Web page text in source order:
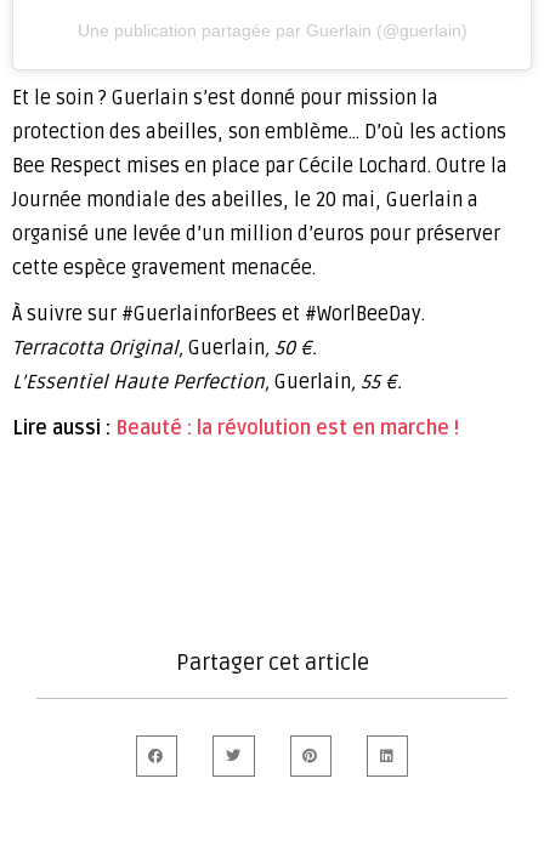
Une publication partagée par Guerlain (@guerlain)
Et le soin ? Guerlain s’est donné pour mission la
protection des abeilles, son emblème… D’où les actions
Bee Respect mises en place par Cécile Lochard. Outre la
Journée mondiale des abeilles, le 20 mai, Guerlain a
organisé une levée d’un million d’euros pour préserver
cette espèce gravement menacée.
À suivre sur #GuerlainforBees et #WorlBeeDay.
Terracotta Original, Guerlain, 50 €.
L’Essentiel Haute Perfection, Guerlain, 55 €.
Lire aussi : Beauté : la révolution est en marche !
Partager cet article